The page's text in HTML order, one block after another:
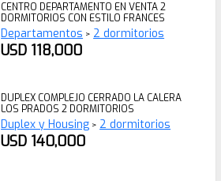
CENTRO DEPARTAMENTO EN VENTA 2
DORMITORIOS CON ESTILO FRANCES
Departamentos > 2 dormitorios
USD 118,000
DUPLEX COMPLEJO CERRADO LA CALERA
LOS PRADOS 2 DORMITORIOS
Duplex y Housing > 2 dormitorios
USD 140,000